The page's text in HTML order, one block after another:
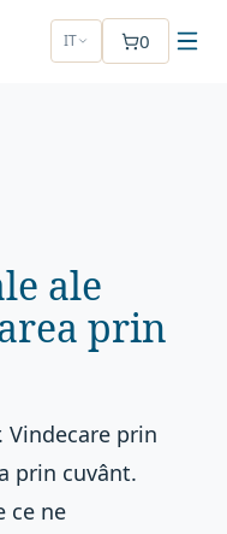
IT 0
ale
prin
Vindecare prin
prin cuvânt.
ce ne